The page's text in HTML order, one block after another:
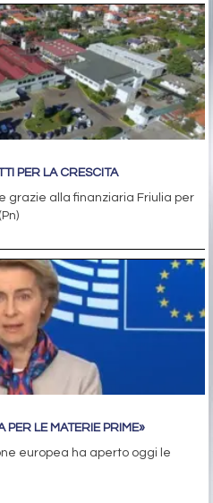
PER LA CRESCITA
grazie alla finanziaria Friulia per
PER LE MATERIE PRIME»
europea ha aperto oggi le